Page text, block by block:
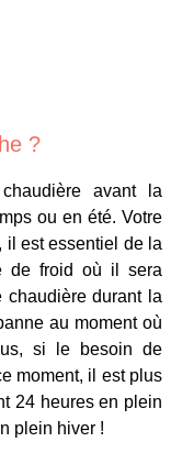
?
avant la
ou en été. Votre
il est essentiel de la
de froid où il sera
chaudière durant la
au moment où
si le besoin de
moment, il est plus
24 heures en plein
plein hiver !